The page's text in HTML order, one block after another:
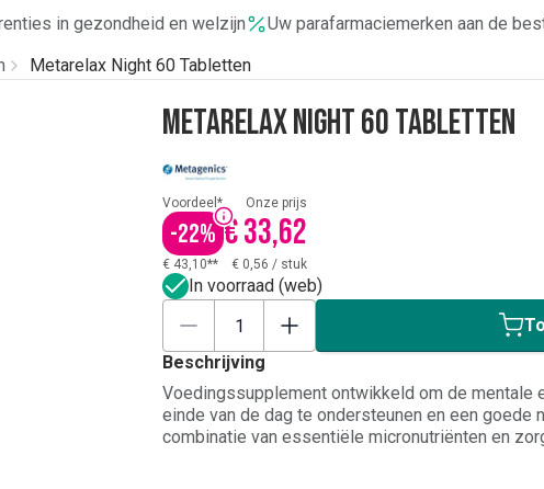
in gezondheid en welzijn
Uw parafarmaciemerken aan de
Metarelax Night 60 Tabletten
Metarelax Night 60 Tabletten
Voordeel*
-22%
Onze prijs
€ 33,62
€ 43,10** € 0,56 / stuk
In voorraad (web)
Beschrijving
Voedingssupplement ontwikkeld om de mentale
einde van de dag te ondersteunen en een goede
combinatie van essentiële micronutriënten en